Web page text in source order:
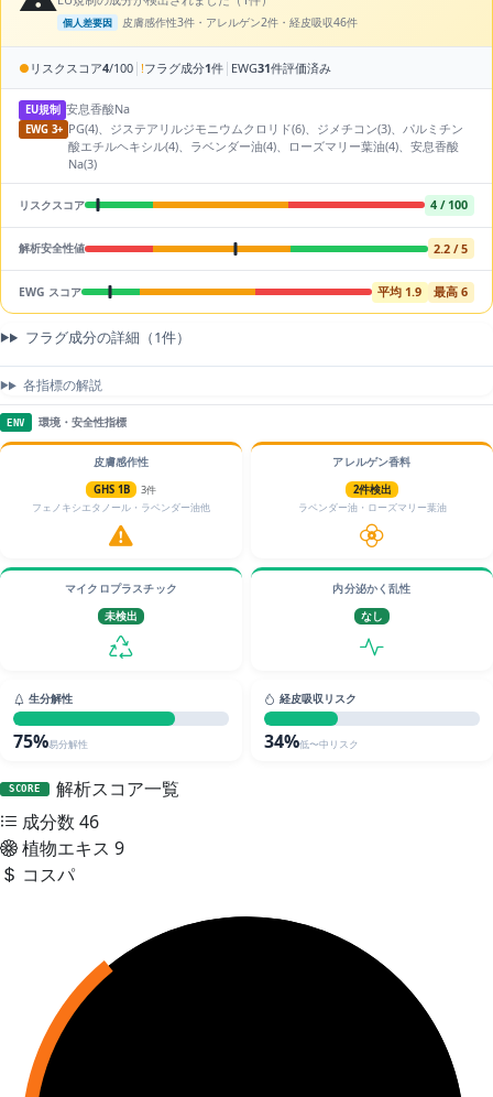
個人差要因 皮膚感作性3件・アレルゲン2件・経皮吸収46件
● リスクスコア4/100 | !フラグ成分1件 | EWG31件評価済み
EU規制 安息香酸Na
EWG 3+ PG(4)、ジステアリルジモニウムクロリド(6)、ジメチコン(3)、パルミチン
酸エチルヘキシル(4)、ラベンダー油(4)、ローズマリー葉油(4)、安息香酸
Na(3)
リスクスコア 4 / 100
解析安全性値 2.2 / 5
EWG スコア 平均 1.9 最高 6
フラグ成分の詳細（1件）
各指標の解説
ENV 環境・安全性指標
皮膚感作性
GHS 1B
3件
フェノキシエタノール・ラベンダー油他
アレルゲン香料
2件検出
ラベンダー油・ローズマリー葉油
マイクロプラスチック
未検出
内分泌かく乱性
なし
生分解性
75%易分解性
経皮吸収リスク
34%低〜中リスク
SCORE
解析スコア一覧
成分数 46
植物エキス 9
コスパ